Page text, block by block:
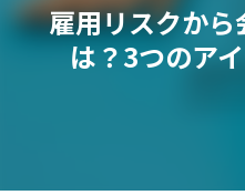
雇用リスクから
は？3つのア